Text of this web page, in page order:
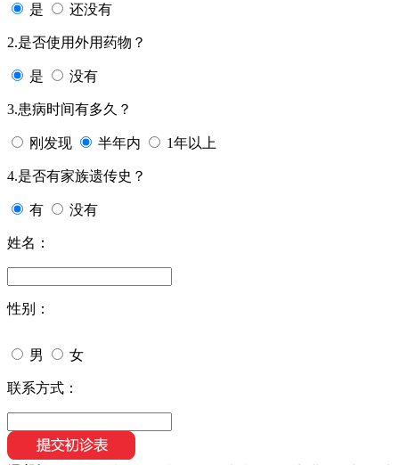
是 还没有
2.是否使用外用药物？
是 没有
3.患病时间有多久？
刚发现 半年内 1年以上
4.是否有家族遗传史？
有 没有
姓名：
性别：
男 女
联系方式：